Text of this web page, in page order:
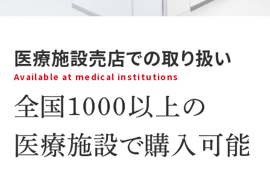
医療施設売店での取り扱い
Available at medical institutions